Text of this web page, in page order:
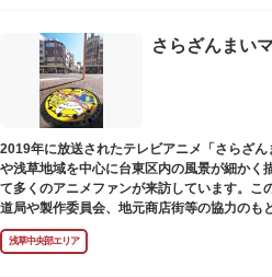
さらざんまい
2019年に放送されたテレビアニメ「さらざ
や浅草地域を中心に台東区内の風景が細かく
て多くのアニメファンが来訪しています。こ
道局や製作委員会、地元商店街等の協力のも
ました。
描かれているのは、主人公である矢逆一稀、
っぱ橋に封印されていた謎のカッパ型生命
浅草中央部エリア